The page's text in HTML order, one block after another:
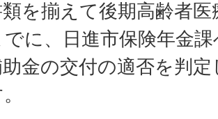
を揃えて後期高齢者
でに、日進市保険年金
金の交付の適否を判